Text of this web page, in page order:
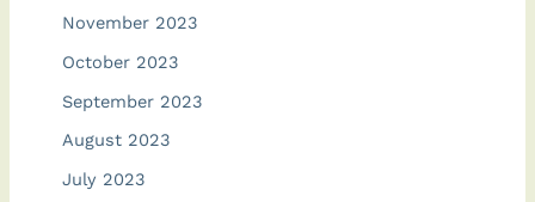
November 2023
October 2023
September 2023
August 2023
July 2023